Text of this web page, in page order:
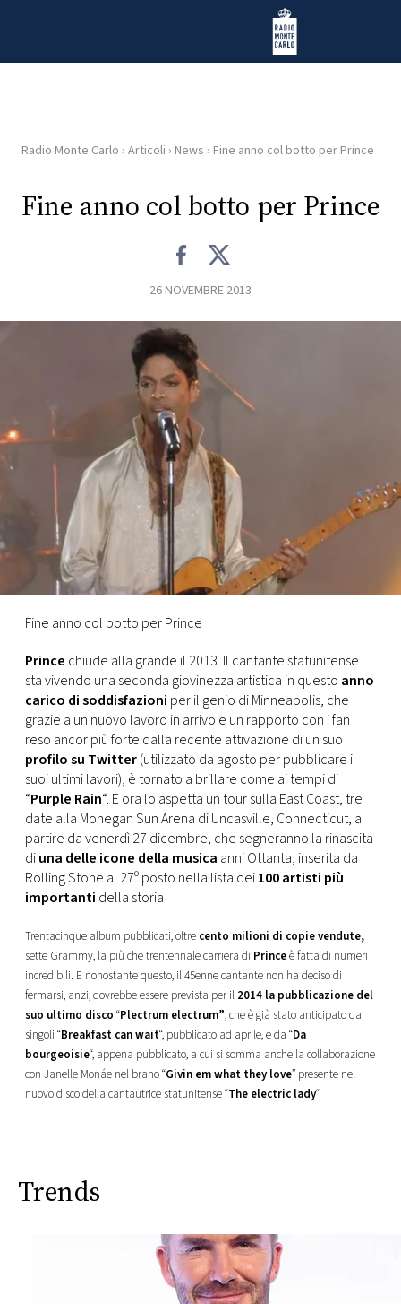
Radio Monte Carlo
HOME
RADIO
FOTO
CONCORSI
EVENTI
VIDEO
TV
PRINCIPATO
DI
MONACO
RMC
CONSIGLIA
Radio Monte Carlo › Articoli › News › Fine anno col botto per Prince
Fine anno col botto per Prince
26 NOVEMBRE 2013
Fine anno col botto per Prince
Prince chiude alla grande il 2013. Il cantante statunitense
sta vivendo una seconda giovinezza artistica in questo anno
carico di soddisfazioni per il genio di Minneapolis, che
grazie a un nuovo lavoro in arrivo e un rapporto con i fan
reso ancor più forte dalla recente attivazione di un suo
profilo su Twitter(utilizzato da agosto per pubblicare i
suoi ultimi lavori), è tornato a brillare come ai tempi di
“Purple Rain“. E ora lo aspetta un tour sulla East Coast, tre
date alla Mohegan Sun Arena di Uncasville, Connecticut, a
partire da venerdì 27 dicembre, che segneranno la rinascita
diuna delle icone della musica anni Ottanta, inserita da
Rolling Stone al 27º posto nella lista dei100 artisti più
importanti della storia
Trentacinque album pubblicati, oltre cento milioni di copie vendute,
sette Grammy, la più che trentennale carriera di Princeè fatta di numeri
incredibili. E nonostante questo, il 45enne cantante non ha deciso di
fermarsi, anzi, dovrebbe essere prevista per il 2014 la pubblicazione del
suo ultimo disco “Plectrum electrum”, che è già stato anticipato dai
singoli “Breakfast can wait“, pubblicato ad aprile, e da “Da
bourgeoisie“, appena pubblicato, a cui si somma anche la collaborazione
con Janelle Monáe nel brano “Givin em what they love” presente nel
nuovo disco della cantautrice statunitense “The electric lady“.
Trends